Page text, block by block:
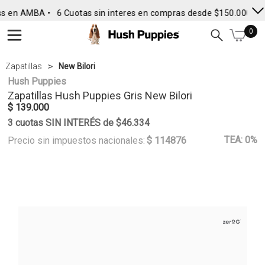
en AMBA • 6 Cuotas sin interes en compras desde $150.000 •
0
Zapatillas New Bilori
Hush Puppies
Zapatillas Hush Puppies Gris New Bilori
$ 139.000
3 cuotas SIN INTERÉS de $46.334
Precio sin impuestos nacionales: $ 114876 TEA: 0%